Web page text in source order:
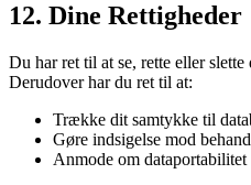
12. Dine Rettigheder
Du har ret til at se, rette eller
Derudover har du ret til at:
Trække dit samtykke til
Gøre indsigelse mod
Anmode om dataportabilitet